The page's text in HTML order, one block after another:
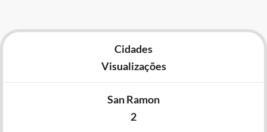
Cidades
Visualizações
San Ramon
2